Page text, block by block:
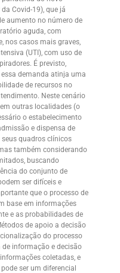
Covid-19), que já
aumento no número de
aguda, com
nos casos mais graves,
(UTI), com uso de
É previsto,
demanda atinja uma
de recursos no
Neste cenário
outras localidades (o
o estabelecimento
e dispensa de
quadros clínicos
também considerando
buscando
do conjunto de
ser difíceis e
que o processo de
base em informações
e as probabilidades de
de apoio a decisão
do processo
informação e decisão
coletadas, e
ser um diferencial